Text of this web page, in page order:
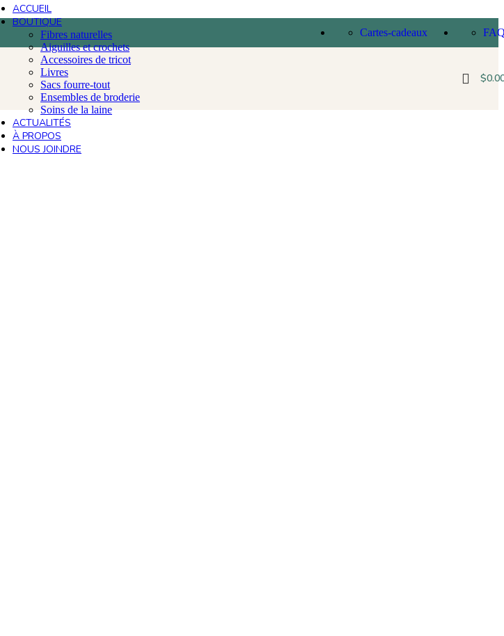
Cartes-cadeaux
ACCUEIL
BOUTIQUE
Fibres naturelles
Aiguilles et crochets
Accessoires de tricot
Livres
Sacs fourre-tout
Ensembles de broderie
Soins de la laine
ACTUALITÉS
À PROPOS
NOUS JOINDRE
$